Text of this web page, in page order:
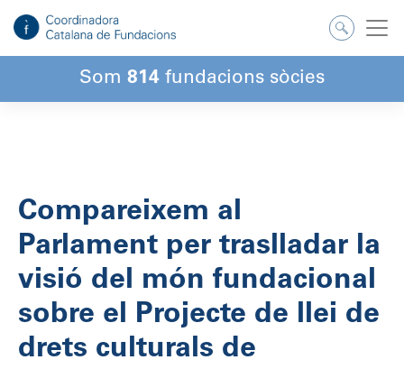
contingut
Som 814 fundacions sòcies
Compareixem al
Parlament per traslladar la
visió del món fundacional
sobre el Projecte de llei de
drets culturals de